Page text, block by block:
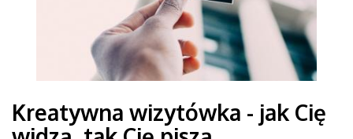
Kreatywna wizytówka - jak Cię